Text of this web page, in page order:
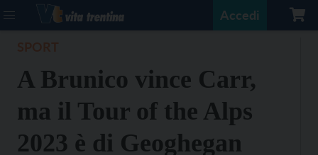
Accedi
A Brunico vince Carr,
ma il Tour of the Alps
2023 è di Geoghegan